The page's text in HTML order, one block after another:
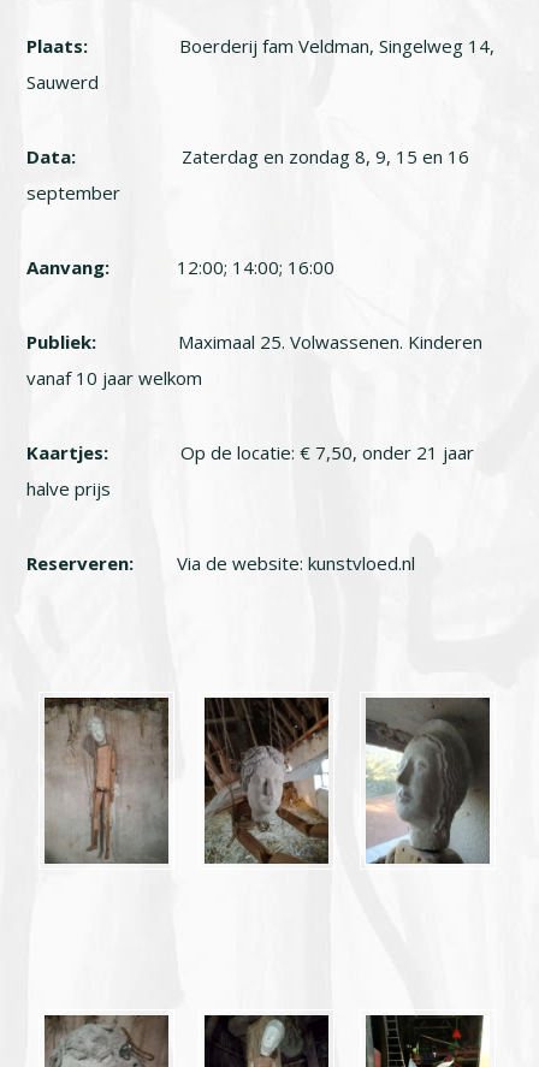
Plaats: Boerderij fam Veldman, Singelweg 14,
Sauwerd
Data: Zaterdag en zondag 8, 9, 15 en 16
september
Aanvang: 12:00; 14:00; 16:00
Publiek: Maximaal 25. Volwassenen. Kinderen
vanaf 10 jaar welkom
Kaartjes: Op de locatie: € 7,50, onder 21 jaar
halve prijs
Reserveren: Via de website: kunstvloed.nl